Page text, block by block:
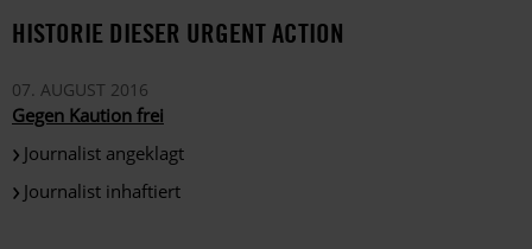
HISTORIE DIESER URGENT ACTION
07. AUGUST 2016
Gegen Kaution frei
Journalist angeklagt
Journalist inhaftiert